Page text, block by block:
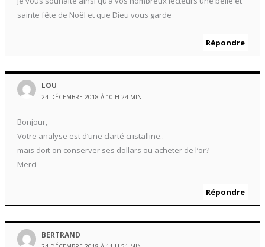
sainte fête de Noël et que Dieu vous garde
Répondre
LOU
24 DÉCEMBRE 2018 À 10 H 24 MIN
Bonjour,
Votre analyse est d’une clarté cristalline..
mais doit-on conserver ses dollars ou acheter de l’or?
Merci
Répondre
BERTRAND